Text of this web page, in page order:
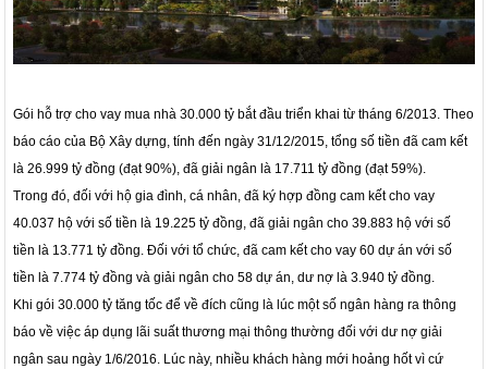
Gói hỗ trợ cho vay mua nhà30.000 tỷ bắt đầu triển khai từ tháng 6/2013. Theo
báo cáo của Bộ Xây dựng, tính đến ngày 31/12/2015, tổng số tiền đã cam kết
là 26.999 tỷ đồng (đạt 90%), đã giải ngân là 17.711 tỷ đồng (đạt 59%).
Trong đó, đối với hộ gia đình, cá nhân, đã ký hợp đồng cam kết cho vay
40.037 hộ với số tiền là 19.225 tỷ đồng, đã giải ngân cho 39.883 hộ với số
tiền là 13.771 tỷ đồng. Đối với tổ chức, đã cam kết cho vay 60 dự án với số
tiền là 7.774 tỷ đồng và giải ngân cho 58 dự án, dư nợ là 3.940 tỷ đồng.
Khi gói 30.000 tỷ tăng tốc để về đích cũng là lúc một số ngân hàng ra thông
báo về việc áp dụng lãi suất thương mại thông thường đối với dư nợ giải
ngân sau ngày 1/6/2016. Lúc này, nhiều khách hàng mới hoảng hốt vì cứ